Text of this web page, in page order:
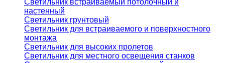
Светильник встраиваемый потолочный и
настенный
Светильник грунтовый
Светильник для встраиваемого и поверхностного
монтажа
Светильник для высоких пролетов
Светильник для местного освещения станков